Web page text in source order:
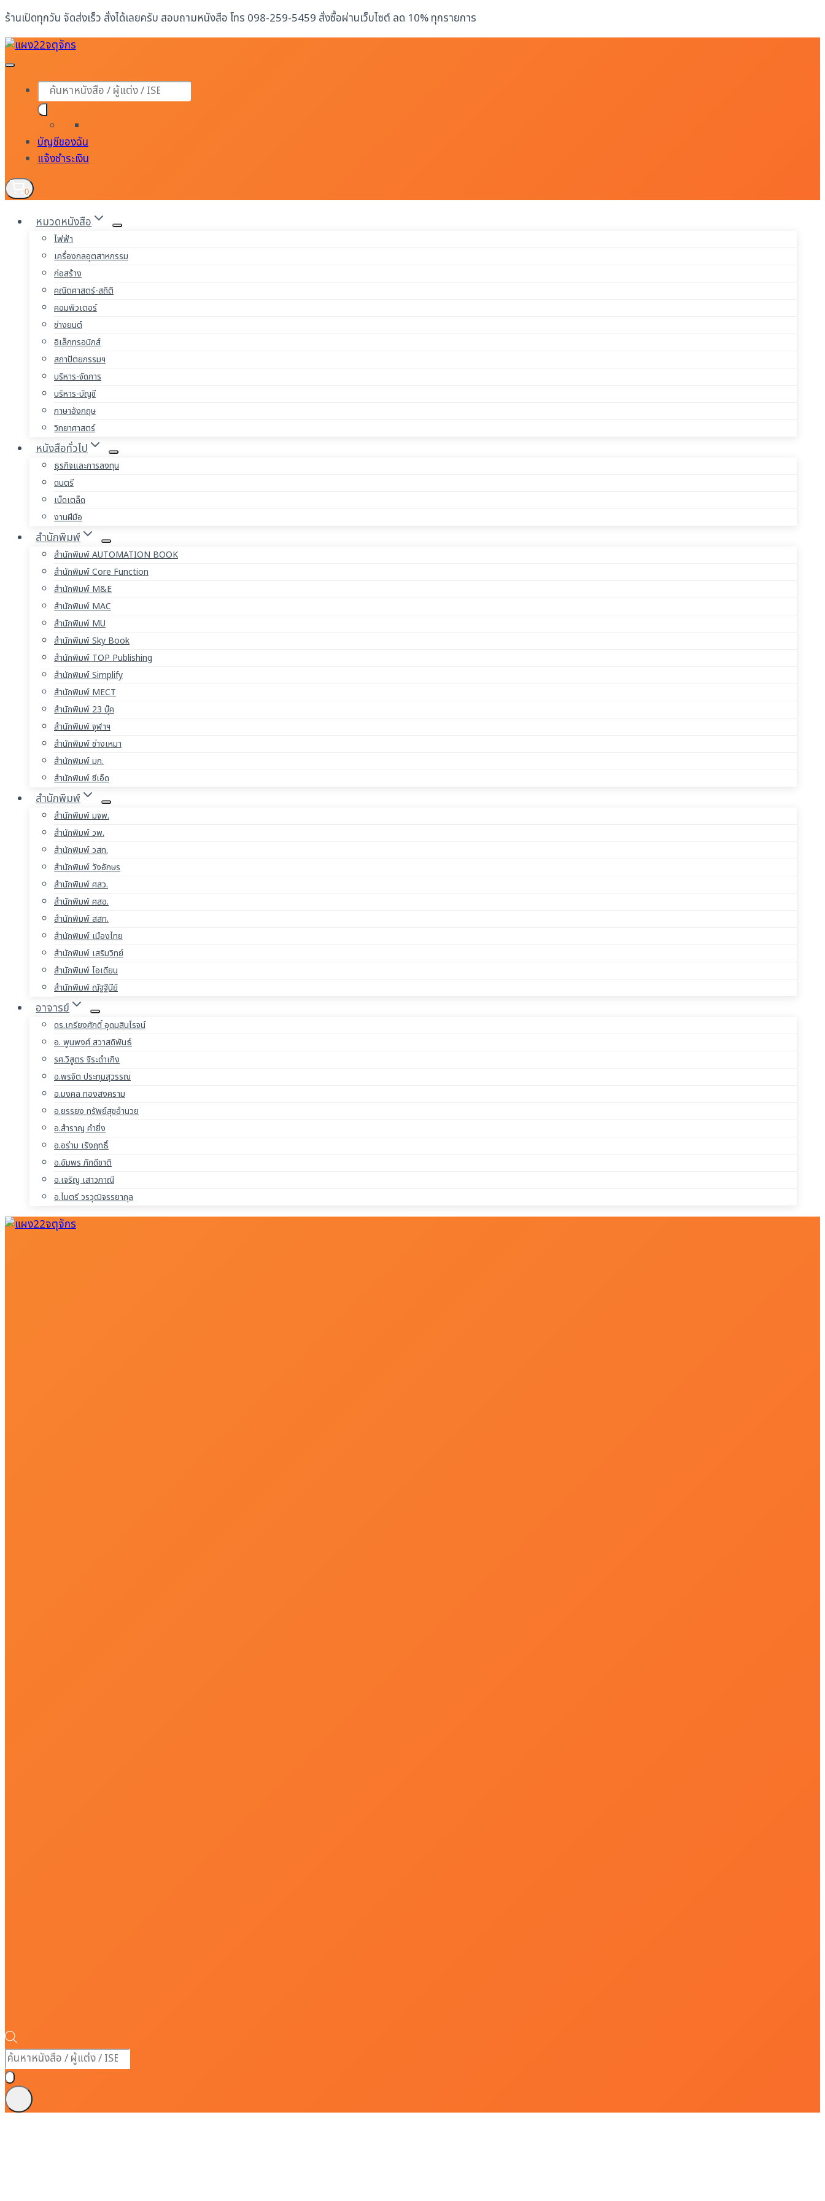
Skip
to
content
ร้านเปิดทุกวัน จัดส่งเร็ว สั่งได้เลยครับ สอบถามหนังสือ โทร 098-259-5459 สั่งซื้อผ่านเว็บไซต์ ลด 10% ทุกรายการ
Products
search
บัญชีของฉัน
แจ้งชำระเงิน
0
หมวดหนังสือ
ไฟฟ้า
เครื่องกลอุตสาหกรรม
ก่อสร้าง
คณิตศาสตร์-สถิติ
คอมพิวเตอร์
ช่างยนต์
อิเล็กทรอนิกส์
สถาปัตยกรรมฯ
บริหาร-จัดการ
บริหาร-บัญชี
ภาษาอังกฤษ
วิทยาศาสตร์
หนังสือทั่วไป
ธุรกิจและการลงทุน
ดนตรี
เบ็ดเตล็ด
งานฝีมือ
สำนักพิมพ์
สำนักพิมพ์ AUTOMATION BOOK
สำนักพิมพ์ Core Function
สำนักพิมพ์ M&E
สำนักพิมพ์ MAC
สำนักพิมพ์ MU
สำนักพิมพ์ Sky Book
สำนักพิมพ์ TOP Publishing
สำนักพิมพ์ Simplify
สำนักพิมพ์ MECT
สำนักพิมพ์ 23 บุ๊ค
สำนักพิมพ์ จุฬาฯ
สำนักพิมพ์ ช่างเหมา
สำนักพิมพ์ มก.
สำนักพิมพ์ ซีเอ็ด
สำนักพิมพ์
สำนักพิมพ์ มจพ.
สำนักพิมพ์ วพ.
สำนักพิมพ์ วสท.
สำนักพิมพ์ วังอักษร
สำนักพิมพ์ ศสว.
สำนักพิมพ์ ศสอ.
สำนักพิมพ์ สสท.
สำนักพิมพ์ เมืองไทย
สำนักพิมพ์ เสริมวิทย์
สำนักพิมพ์ โอเดียน
สำนักพิมพ์ ณัฐฐินีย์
อาจารย์
ดร.เกรียงศักดิ์ อุดมสินโรจน์
อ. พูนพงศ์ สวาสดิพันธ์
รศ.วิสูตร จิระดำเกิง
อ.พรจิต ประทุมสุวรรณ
อ.มงคล ทองสงคราม
อ.ยรรยง ทรัพย์สุขอำนวย
อ.สำราญ คำยิ่ง
อ.อร่าม เริงฤทธิ์
อ.อัมพร ภักดีชาติ
อ.เจริญ เสาวภาณี
อ.ไมตรี วรวุฒิจรรยากุล
Products
search